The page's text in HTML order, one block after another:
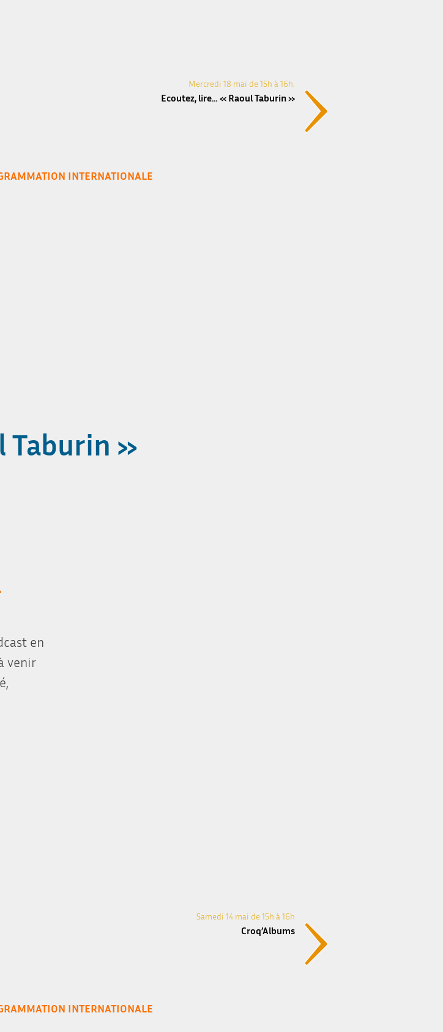
Mercredi 18 mai de 15h à 16h.
Ecoutez, lire… « Raoul Taburin »
INTERNATIONALE
Taburin »
en
venir
Samedi 14 mai de 15h à 16h
Croq’Albums
INTERNATIONALE